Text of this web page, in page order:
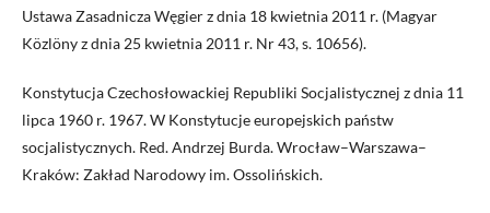
Ustawa Zasadnicza Węgier z dnia 18 kwietnia 2011 r. (Magyar
Közlöny z dnia 25 kwietnia 2011 r. Nr 43, s. 10656).
Konstytucja Czechosłowackiej Republiki Socjalistycznej z dnia 11
lipca 1960 r. 1967. W Konstytucje europejskich państw
socjalistycznych. Red. Andrzej Burda. Wrocław–Warszawa–
Kraków: Zakład Narodowy im. Ossolińskich.